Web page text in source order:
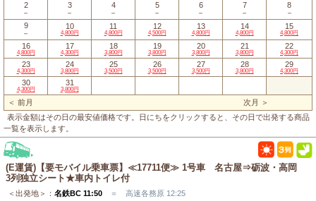
2
－
3
－
4
－
5
－
6
－
7
－
8
－
9
－
10
4,800円
11
4,800円
12
4,500円
13
4,800円
14
4,800円
15
4,800円
16
4,800円
17
4,300円
18
3,800円
19
3,800円
20
3,800円
21
3,800円
22
4,300円
23
4,300円
24
3,800円
25
3,500円
26
3,500円
27
3,500円
28
3,800円
29
4,300円
30
4,300円
31
3,800円
＜ 前月
次月 ＞
表示金額はその日の最安値価格です。日にちをクリックすると、その日で出発する商品
一覧を表示します。
(E運賃)【要モバイル乗車票】≪17711便≫ 1号車 名古屋⇒砺波・高岡
3列独立シート★車内トイレ付
＜出発地＞： 名鉄BC 11:50 ＝ 高速各務原 12:25